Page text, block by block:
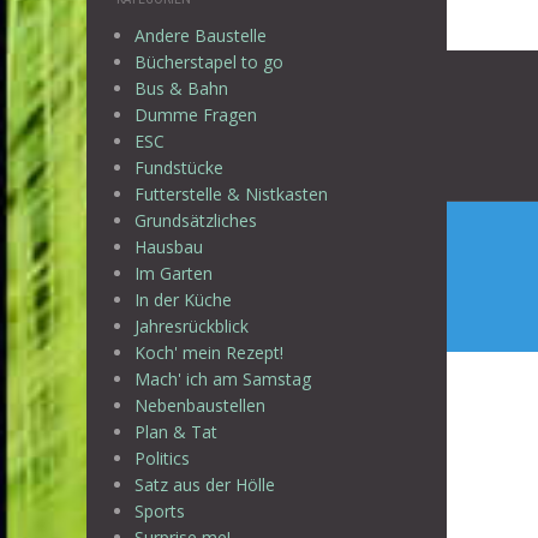
Andere Baustelle
Bücherstapel to go
Bus & Bahn
Dumme Fragen
ESC
Fundstücke
Futterstelle & Nistkasten
Grundsätzliches
Hausbau
Im Garten
In der Küche
Jahresrückblick
Koch' mein Rezept!
Mach' ich am Samstag
Nebenbaustellen
Plan & Tat
Politics
Satz aus der Hölle
Sports